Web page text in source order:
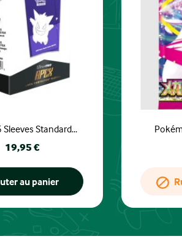
Sleeves Standard...
Prix
19,95 €
au panier